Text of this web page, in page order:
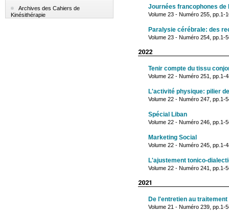
Archives des Cahiers de
Kinésithérapie
Journées francophones de
Volume 23 - Numéro 255, pp.1-
Paralysie cérébrale: des
Volume 23 - Numéro 254, pp.1-
2022
Tenir compte du tissu
Volume 22 - Numéro 251, pp.1-
L'activité physique: pilier
Volume 22 - Numéro 247, pp.1-
Spécial Liban
Volume 22 - Numéro 246, pp.1-
Marketing Social
Volume 22 - Numéro 245, pp.1-
L'ajustement tonico-
Volume 22 - Numéro 241, pp.1-
2021
De l'entretien au
Volume 21 - Numéro 239, pp.1-